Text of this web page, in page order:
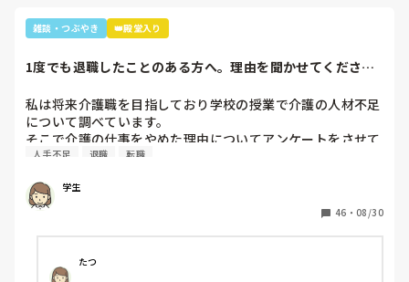
言いやん😊」と(笑)
そこから利用者さんは「キムタクは工藤静香と結婚したんや
最初の嵐で私のジャニオタスイッチを破壊してきたので、入
員がその利用者さんに「この子にその話したら永遠に話すか
らあかんよ(笑)」と言われるほど(笑)
年齢や認知症の事を考えても、嵐のメンバー3人とキムタク
が誰と結婚したのか覚えていた事に驚きながらも嬉しかった
雑談・つぶやき 👑殿堂入り
1度でも退職したことのある方へ。理由を聞かせてくださ
私は将来介護職を目指しており学校の授業で介護の人材不足
について調べています。
そこで介護の仕事をやめた理由についてアンケートをさせて
いただきたいです。(賃金が低い、重労働、人間関係など)
などでも教えていただけると助かります。
ご協力お願いします🙇🏻‍♀️
人手不足 退職 転職
学生
46 ・ 08/30
たつ